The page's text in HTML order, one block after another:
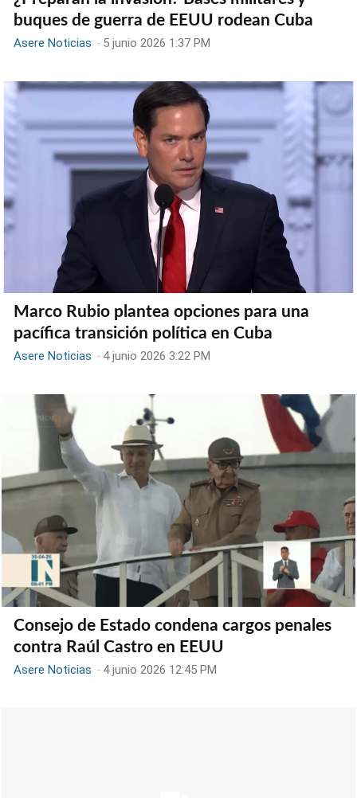
buques de guerra de EEUU rodean Cuba
Asere Noticias - 5 junio 2026 1:37 PM
Marco Rubio plantea opciones para una
pacífica transición política en Cuba
Asere Noticias - 4 junio 2026 3:22 PM
Consejo de Estado condena cargos penales
contra Raúl Castro en EEUU
Asere Noticias - 4 junio 2026 12:45 PM